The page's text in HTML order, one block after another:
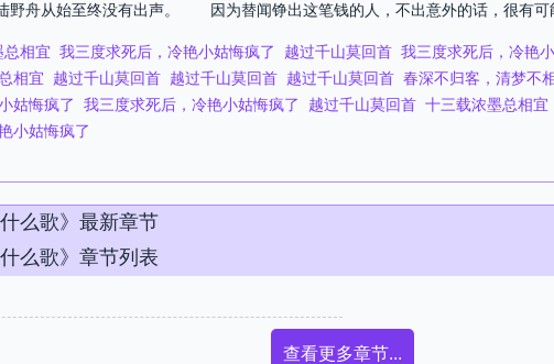
舟从始至终没有出声。 因为替闻铮出这笔钱的人，不出意外的话，很有
总相宜 我三度求死后，冷艳小姑悔疯了 越过千山莫回首 我三度求死后，冷艳
相宜 越过千山莫回首 越过千山莫回首 越过千山莫回首 春深不归客，清梦不
姑悔疯了 我三度求死后，冷艳小姑悔疯了 越过千山莫回首 十三载浓墨总相宜
小姑悔疯了
么歌》最新章节
么歌》章节列表
查看更多章节...